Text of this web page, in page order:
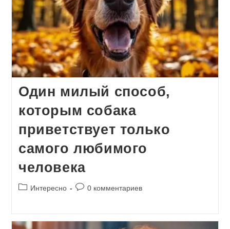
Один милый способ,
которым собака
приветствует только
самого любимого
человека
Рубрика
Интересно
Комментарии
0 комментариев